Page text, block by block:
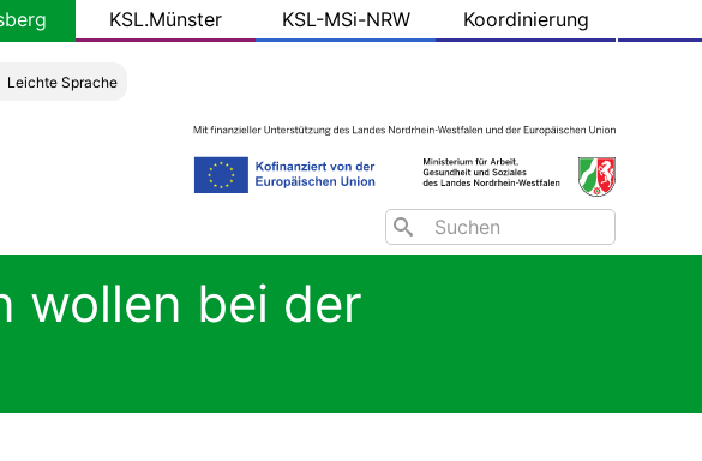
KSL.Münster KSL-MSi-NRW Koordinierung
Leichte Sprache
Search
wollen bei der